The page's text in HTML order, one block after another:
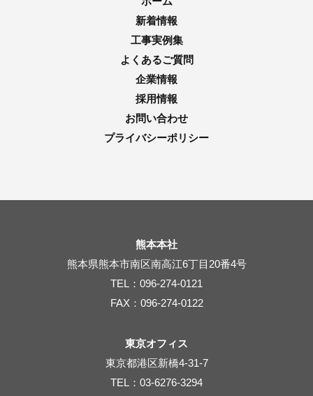
新着情報
工事実例集
よくあるご質問
企業情報
採用情報
お問い合わせ
プライバシーポリシー
熊本本社
熊本県熊本市南区南高江6丁目20番4号
TEL：096-274-0121
FAX：096-274-0122
東京オフィス
東京都港区新橋4-31-7
TEL：03-6276-3294